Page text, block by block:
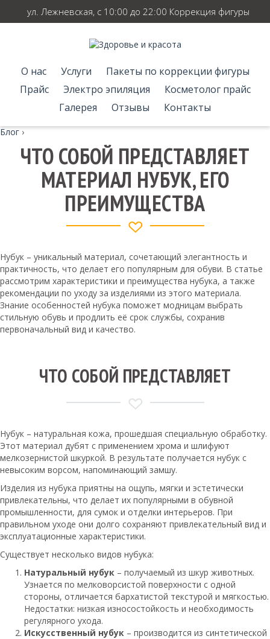
ул. Лежневская, с 10:00 до 22:00 Коррекция фигуры
О нас Услуги
Пакеты по коррекции фигуры
Прайс
Электро эпиляция
Косметолог прайс
Галерея
Отзывы Контакты
Блог ›
ЧТО СОБОЙ ПРЕДСТАВЛЯЕТ
МАТЕРИАЛ НУБУК, ЕГО
ПРЕИМУЩЕСТВА
Нубук – уникальный материал, сочетающий элегантность и
практичность, что делает его популярным для обуви. В статье
рассмотрим характеристики и преимущества нубука, а также
рекомендации по уходу за изделиями из этого материала.
Знание особенностей нубука поможет модницам выбрать
стильную обувь и продлить её срок службы, сохранив
первоначальный вид и качество.
ЧТО СОБОЙ ПРЕДСТАВЛЯЕТ
Нубук – натуральная кожа, прошедшая специальную обработку.
Этот материал дубят с применением хрома и шлифуют
мелкозернистой шкуркой. В результате получается нубук с
невысоким ворсом, напоминающий замшу.
Изделия из нубука приятны на ощупь, мягки и эстетически
привлекательны, что делает их популярными в обувной
промышленности, для сумок и отделки интерьеров. При
правильном уходе они долго сохраняют привлекательный вид и
эксплуатационные характеристики.
Существует несколько видов нубука:
Натуральный нубук – получаемый из шкур животных.
Узнается по мелковорсистой поверхности с одной
стороны, отличается бархатистой текстурой и мягкостью.
Недостатки: низкая износостойкость и необходимость
регулярного ухода.
Искусственный нубук – производится из синтетической